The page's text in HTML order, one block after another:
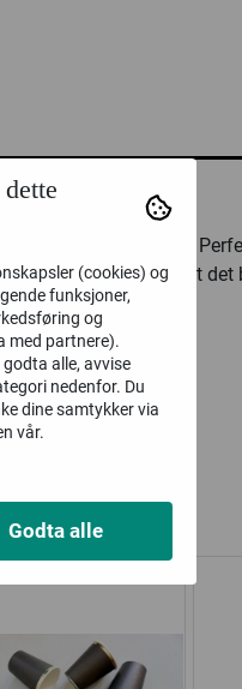
starter!
festlig preg, uten at det
(cookies) og
funksjoner,
og
med partnere).
alle, avvise
nedenfor. Du
dine samtykker via
vår.
Godta alle